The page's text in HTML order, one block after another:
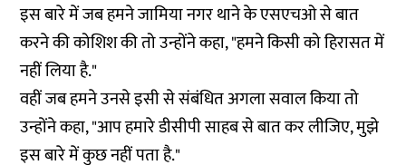
इस बारे में जब हमने जामिया नगर थाने के एसएचओ से बात
करने की कोशिश की तो उन्होंने कहा, "हमने किसी को हिरासत में
नहीं लिया है."
वहीं जब हमने उनसे इसी से संबंधित अगला सवाल किया तो
उन्होंने कहा, "आप हमारे डीसीपी साहब से बात कर लीजिए, मुझे
इस बारे में कुछ नहीं पता है."